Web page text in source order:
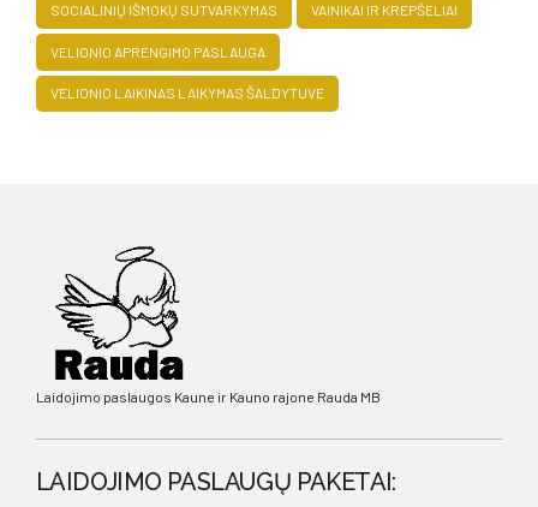
SOCIALINIŲ IŠMOKŲ SUTVARKYMAS VAINIKAI IR KREPŠELIAI
VELIONIO APRENGIMO PASLAUGA
VELIONIO LAIKINAS LAIKYMAS ŠALDYTUVE
Laidojimo paslaugos Kaune ir Kauno rajone Rauda MB
LAIDOJIMO PASLAUGŲ PAKETAI: